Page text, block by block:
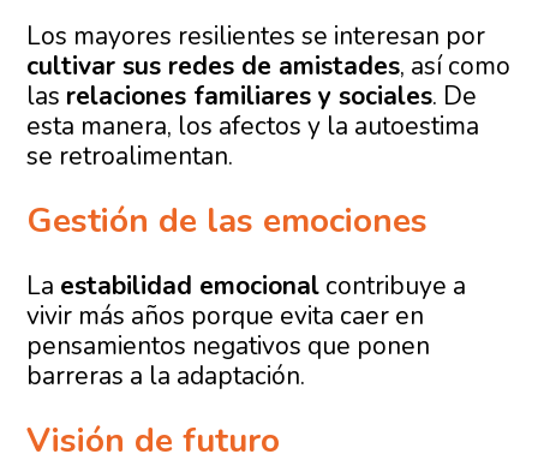
Los mayores resilientes se interesan por
cultivar sus redes de amistades, así como
las relaciones familiares y sociales. De
esta manera, los afectos y la autoestima
se retroalimentan.
Gestión de las emociones
La estabilidad emocional contribuye a
vivir más años porque evita caer en
pensamientos negativos que ponen
barreras a la adaptación.
Visión de futuro